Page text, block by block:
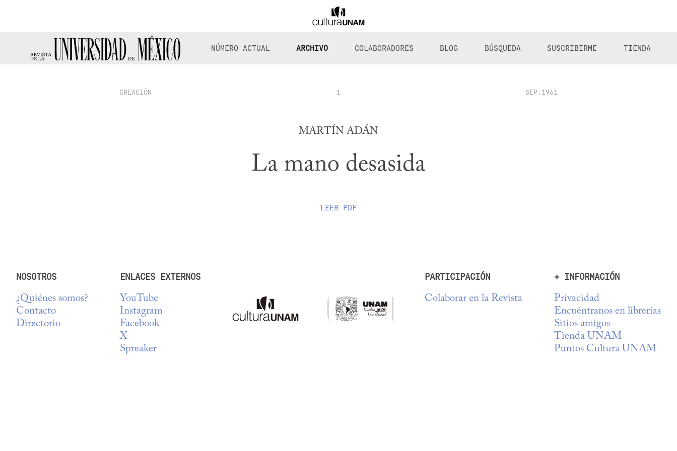
NÚMERO ACTUAL ARCHIVO COLABORADORES BLOG BÚSQUEDA SUSCRIBIRME TIENDA
CREACIÓN 1 SEP.1961
MARTÍN ADÁN
La mano desasida
LEER PDF
NOSOTROS
¿Quiénes somos?
Contacto
Directorio
ENLACES EXTERNOS
YouTube
Instagram
Facebook
X
Spreaker
PARTICIPACIÓN
Colaborar en la Revista
+ INFORMACIÓN
Privacidad
Encuéntranos en librerías
Sitios amigos
Tienda UNAM
Puntos Cultura UNAM